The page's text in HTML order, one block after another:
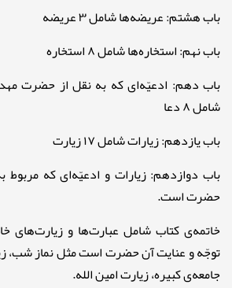
باب هشتم: عریضه‌ها شامل ۳ عریضه
باب نهم: استخاره‌ها شامل ۸ استخاره
باب دهم: ادعیّه‌ای که به نقل از حضرت
شامل ۸ دعا
باب یازدهم: زیارات شامل ۱۷ زیارت
باب دوازدهم: زیارات و ادعیّه‌ای که مربوط
حضرت است.
خاتمه‌ی کتاب شامل عبارت‌ها و زیارت‌های
توجّه و عنایت آن حضرت است مثل نماز شب،
جامعه‌ی کبیره، زیارت امین الله.